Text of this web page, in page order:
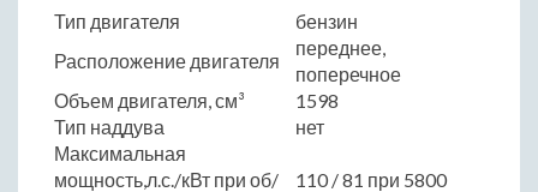
Тип двигателя
бензин
Расположение двигателя
переднее,
поперечное
Объем двигателя, см³
1598
Тип наддува
нет
Максимальная
мощность,л.с./кВт при об/
110 / 81 при 5800